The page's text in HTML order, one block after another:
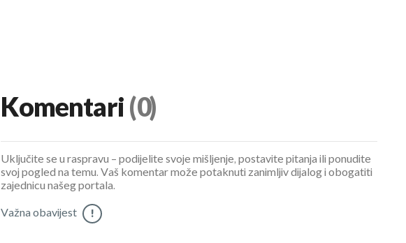
Komentari (0)
Uključite se u raspravu – podijelite svoje mišljenje, postavite pitanja ili ponudite
svoj pogled na temu. Vaš komentar može potaknuti zanimljiv dijalog i obogatiti
zajednicu našeg portala.
Važna obavijest !